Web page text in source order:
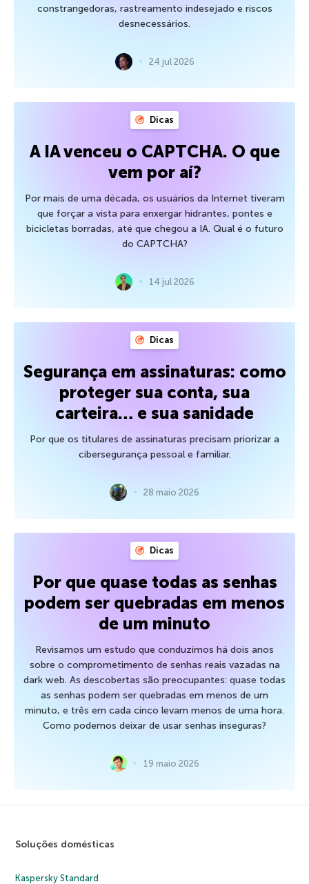
constrangedoras, rastreamento indesejado e riscos
desnecessários.
24 jul 2026
Dicas
A IA venceu o CAPTCHA. O que
vem por aí?
Por mais de uma década, os usuários da Internet tiveram
que forçar a vista para enxergar hidrantes, pontes e
bicicletas borradas, até que chegou a IA. Qual é o futuro
do CAPTCHA?
14 jul 2026
Dicas
Segurança em assinaturas: como
proteger sua conta, sua
carteira… e sua sanidade
Por que os titulares de assinaturas precisam priorizar a
cibersegurança pessoal e familiar.
28 maio 2026
Dicas
Por que quase todas as senhas
podem ser quebradas em menos
de um minuto
Revisamos um estudo que conduzimos há dois anos
sobre o comprometimento de senhas reais vazadas na
dark web. As descobertas são preocupantes: quase todas
as senhas podem ser quebradas em menos de um
minuto, e três em cada cinco levam menos de uma hora.
Como podemos deixar de usar senhas inseguras?
19 maio 2026
Soluções domésticas
Kaspersky Standard